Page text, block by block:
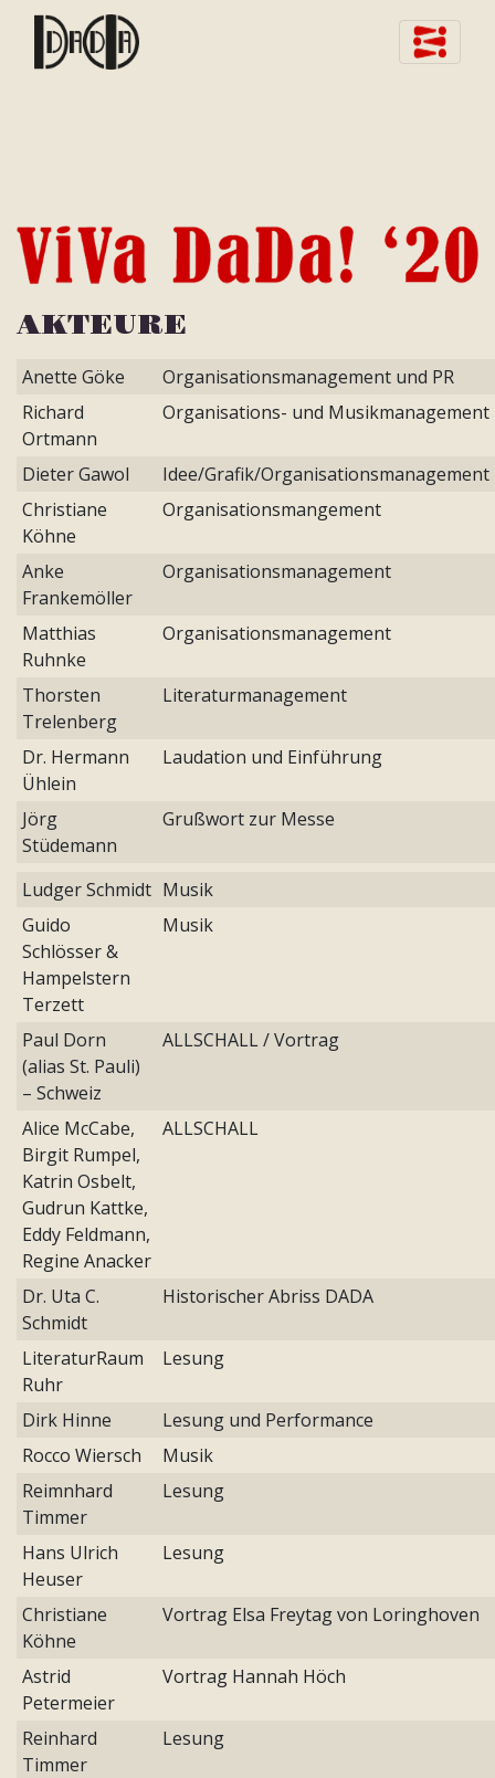
Skip to content
AKTEURE
Anette Göke
Organisationsmanagement und PR
Richard
Ortmann
Organisations- und Musikmanagement
Dieter Gawol
Idee/Grafik/Organisationsmanagement
Christiane
Köhne
Organisationsmangement
Anke
Frankemöller
Organisationsmanagement
Matthias
Ruhnke
Organisationsmanagement
Thorsten
Trelenberg
Literaturmanagement
Dr. Hermann
Ühlein
Laudation und Einführung
Jörg
Stüdemann
Grußwort zur Messe
Ludger Schmidt Musik
Guido
Schlösser &
Hampelstern
Terzett
Musik
Paul Dorn
(alias St. Pauli)
– Schweiz
ALLSCHALL / Vortrag
Alice McCabe,
Birgit Rumpel,
Katrin Osbelt,
Gudrun Kattke,
Eddy Feldmann,
Regine Anacker
ALLSCHALL
Dr. Uta C.
Schmidt
Historischer Abriss DADA
LiteraturRaum
Ruhr
Lesung
Dirk Hinne
Lesung und Performance
Rocco Wiersch
Musik
Reimnhard
Timmer
Lesung
Hans Ulrich
Heuser
Lesung
Christiane
Köhne
Vortrag Elsa Freytag von Loringhoven
Astrid
Petermeier
Vortrag Hannah Höch
Reinhard
Timmer
Lesung